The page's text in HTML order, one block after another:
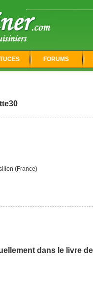
FORUMS
(France)
dans le livre